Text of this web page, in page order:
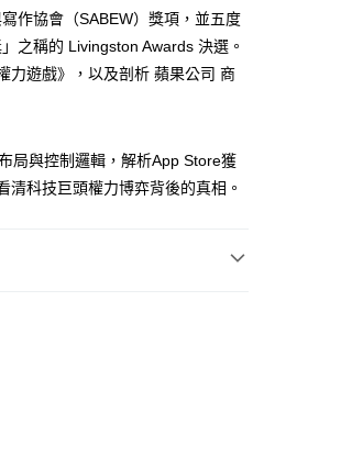
)免運費
作協會（SABEW）獎項，並五度
之稱的 Livingston Awards 決選。
力遊戲》，以及剖析 蘋果公司 商
局與控制邏輯，解析App Store獲
清科技巨頭權力博弈背後的真相。